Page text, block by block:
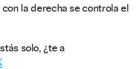
la derecha se controla el
solo, ¿te a